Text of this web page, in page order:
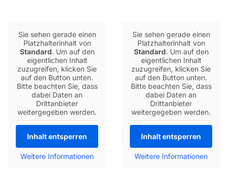
Sie sehen gerade einen
Platzhalterinhalt von
Standard. Um auf den
eigentlichen Inhalt
zuzugreifen, klicken Sie
auf den Button unten.
Bitte beachten Sie, dass
dabei Daten an
Drittanbieter
weitergegeben werden.
Inhalt entsperren
Weitere Informationen
Sie sehen gerade einen
Platzhalterinhalt von
Standard. Um auf den
eigentlichen Inhalt
zuzugreifen, klicken Sie
auf den Button unten.
Bitte beachten Sie, dass
dabei Daten an
Drittanbieter
weitergegeben werden.
Inhalt entsperren
Weitere Informationen